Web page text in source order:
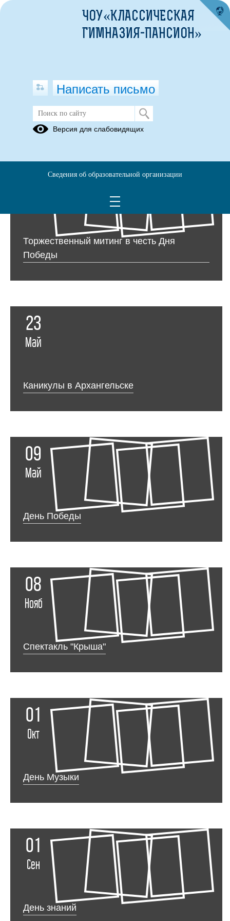
Фотоальбомы
Торжественный митинг в честь Дня
Победы
23
Май
Каникулы в Архангельске
09
Май
День Победы
08
Нояб
Спектакль "Крыша"
01
Окт
День Музыки
01
Сен
День знаний
ЧОУ«КЛАССИЧЕСКАЯ
ГИМНАЗИЯ-ПАНСИОН»
Написать письмо
Версия для слабовидящих
Сведения об образовательной организации